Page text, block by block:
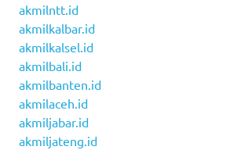
akmilntt.id
akmilkalbar.id
akmilkalsel.id
akmilbali.id
akmilbanten.id
akmilaceh.id
akmiljabar.id
akmiljateng.id